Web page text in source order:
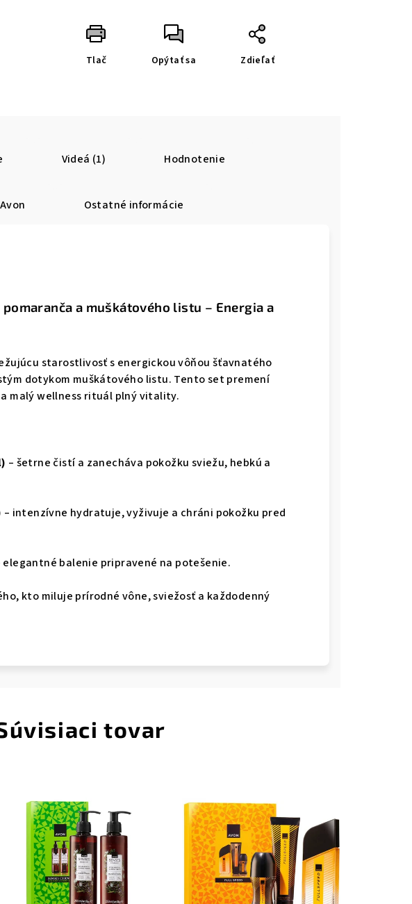
Tlač Opýtať sa Zdieľať
Videá (1) Hodnotenie
Avon Ostatné informácie
a muškátového listu – Energia a
starostlivosť s energickou vôňou šťavnatého
dotykom muškátového listu. Tento set premení
malý wellness rituál plný vitality.
– šetrne čistí a zanecháva pokožku sviežu, hebkú a
– intenzívne hydratuje, vyživuje a chráni pokožku pred
elegantné balenie pripravené na potešenie.
kto miluje prírodné vône, sviežosť a každodenný
tovar